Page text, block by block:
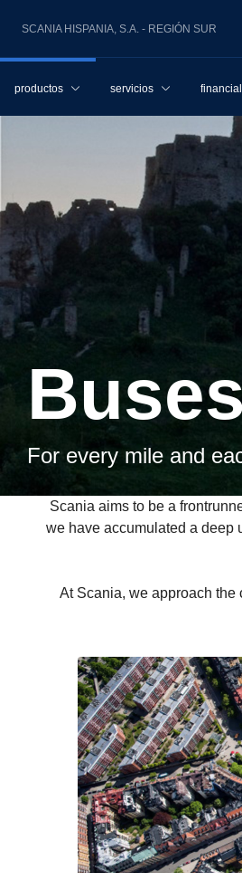
SCANIA HISPANIA, S.A. - REGIÓN SUR
productos servicios
For every mile and
Scania aims to be a
we have accumulated a deep
At Scania, we approach